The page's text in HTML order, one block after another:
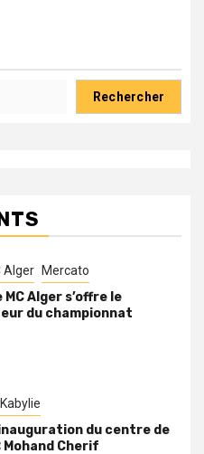
Rechercher
Alger Mercato
MC Alger s’offre le
du championnat
du centre de
Cherif